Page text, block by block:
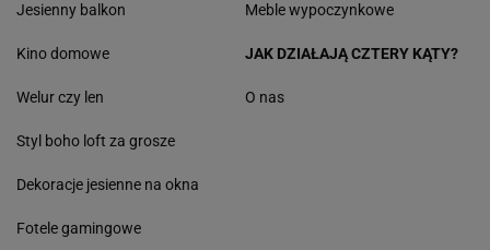
Jesienny balkon Meble wypoczynkowe
Kino domowe
Welur czy len
Styl boho loft za grosze
Dekoracje jesienne na okna
Fotele gamingowe
JAK DZIAŁAJĄ CZTERY KĄTY?
O nas